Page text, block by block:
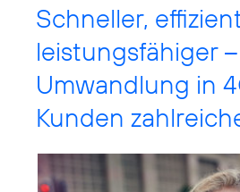
Schneller,
leistungsfähiger –
Umwandlung in
Kunden